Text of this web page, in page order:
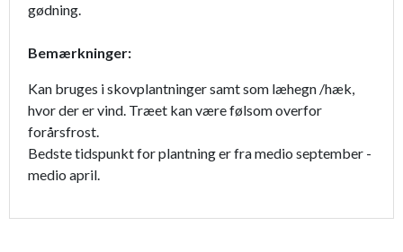
gødning.
Bemærkninger:
Kan bruges i skovplantninger samt som læhegn /hæk,
hvor der er vind. Træet kan være følsom overfor
forårsfrost.
Bedste tidspunkt for plantning er fra medio september -
medio april.